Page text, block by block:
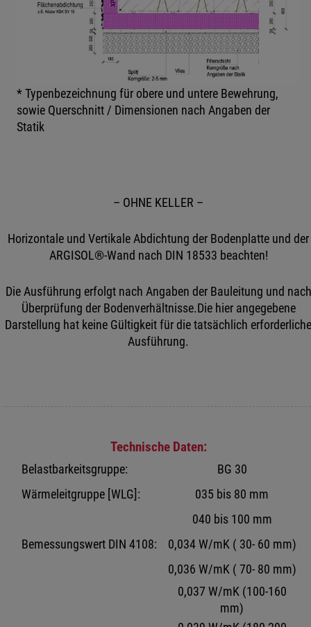
* Typenbezeichnung für obere und untere Bewehrung,
sowie Querschnitt / Dimensionen nach Angaben der
Statik
– OHNE KELLER –
Horizontale und Vertikale Abdichtung der Bodenplatte und der
ARGISOL®-Wand nach DIN 18533 beachten!
Die Ausführung erfolgt nach Angaben der Bauleitung und nach
Überprüfung der Bodenverhältnisse.Die hier angegebene
Darstellung hat keine Gültigkeit für die tatsächlich
Ausführung.
Technische Daten:
Belastbarkeitsgruppe:
BG 30
Wärmeleitgruppe [WLG]:
035 bis 80 mm
040 bis 100 mm
Bemessungswert DIN 4108:
0,034 W/mK ( 30- 60 mm)
0,036 W/mK ( 70- 80 mm)
0,037 W/mK (100-160
mm)